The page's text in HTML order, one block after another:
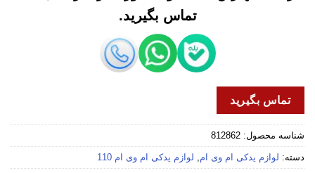
تماس بگیرید.
تماس بگیرید
شناسه محصول: 812862
دسته: لوازم یدکی ام وی ام, لوازم یدکی ام وی ام 110